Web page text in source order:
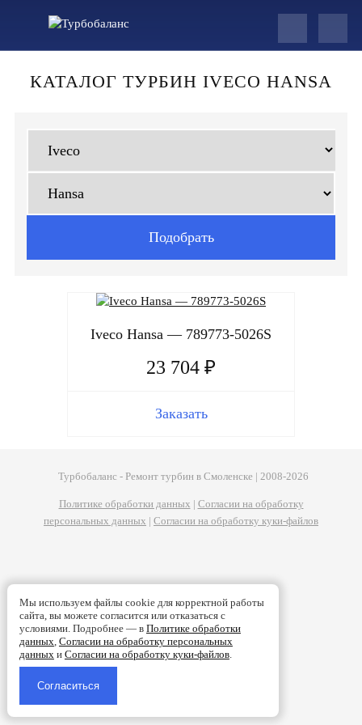
КАТАЛОГ ТУРБИН IVECO HANSA
Iveco Hansa — 789773-5026S
23 704 ₽
Заказать
Турбобаланс - Ремонт турбин в Смоленске | 2008-2026
Политике обработки данных | Согласии на обработку
персональных данных | Согласии на обработку куки-файлов
Мы используем файлы cookie для корректной работы
сайта, вы можете согласится или отказаться с
условиями. Подробнее — в Политике обработки
данных, Согласии на обработку персональных
данныхи Согласии на обработку куки-файлов.